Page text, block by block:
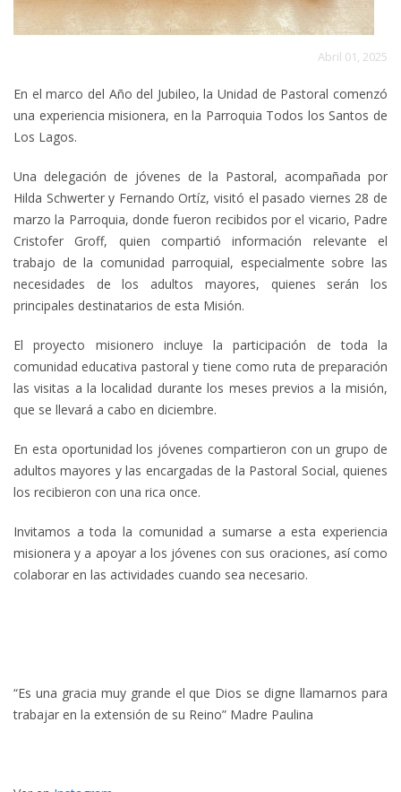
Abril 01, 2025
En el marco del Año del Jubileo, la Unidad de Pastoral comenzó
una experiencia misionera, en la Parroquia Todos los Santos de
Los Lagos.
Una delegación de jóvenes de la Pastoral, acompañada por
Hilda Schwerter y Fernando Ortíz, visitó el pasado viernes 28 de
marzo la Parroquia, donde fueron recibidos por el vicario, Padre
Cristofer Groff, quien compartió información relevante el
trabajo de la comunidad parroquial, especialmente sobre las
necesidades de los adultos mayores, quienes serán los
principales destinatarios de esta Misión.
El proyecto misionero incluye la participación de toda la
comunidad educativa pastoral y tiene como ruta de preparación
las visitas a la localidad durante los meses previos a la misión,
que se llevará a cabo en diciembre.
En esta oportunidad los jóvenes compartieron con un grupo de
adultos mayores y las encargadas de la Pastoral Social, quienes
los recibieron con una rica once.
Invitamos a toda la comunidad a sumarse a esta experiencia
misionera y a apoyar a los jóvenes con sus oraciones, así como
colaborar en las actividades cuando sea necesario.
“Es una gracia muy grande el que Dios se digne llamarnos para
trabajar en la extensión de su Reino” Madre Paulina